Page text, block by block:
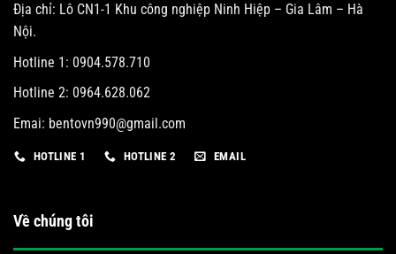
Địa chỉ: Lô CN1-1 Khu công nghiệp Ninh Hiệp – Gia Lâm – Hà
Nội.
Hotline 1: 0904.578.710
Hotline 2: 0964.628.062
Emai: bentovn990@gmail.com
HOTLINE 1 HOTLINE 2 EMAIL
Về chúng tôi